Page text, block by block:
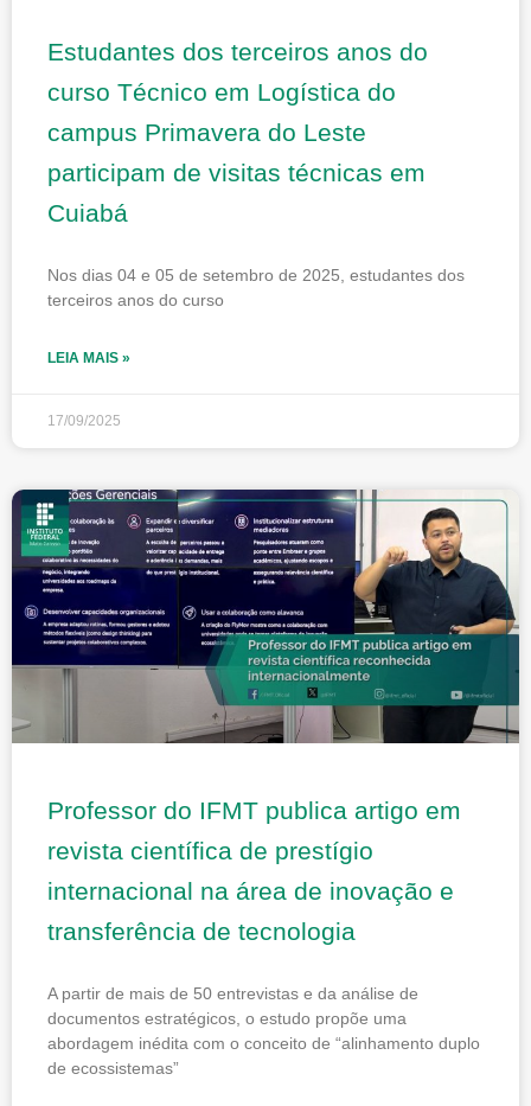
Estudantes dos terceiros anos do
curso Técnico em Logística do
campus Primavera do Leste
participam de visitas técnicas em
Cuiabá
Nos dias 04 e 05 de setembro de 2025, estudantes dos
terceiros anos do curso
LEIA MAIS »
17/09/2025
Professor do IFMT publica artigo em
revista científica de prestígio
internacional na área de inovação e
transferência de tecnologia
A partir de mais de 50 entrevistas e da análise de
documentos estratégicos, o estudo propõe uma
abordagem inédita com o conceito de “alinhamento duplo
de ecossistemas”